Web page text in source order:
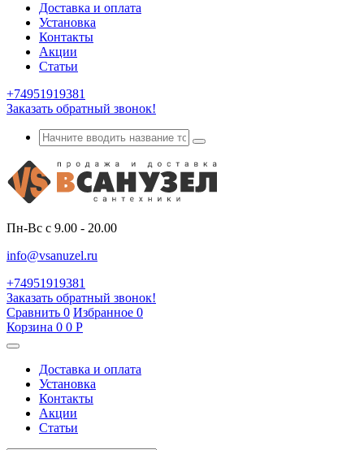
Доставка и оплата
Установка
Контакты
Акции
Статьи
+74951919381
Заказать обратный звонок!
Пн-Вс с 9.00 - 20.00
info@vsanuzel.ru
+74951919381
Заказать обратный звонок!
Сравнить 0 Избранное 0
Корзина 0 0 Р
Доставка и оплата
Установка
Контакты
Акции
Статьи